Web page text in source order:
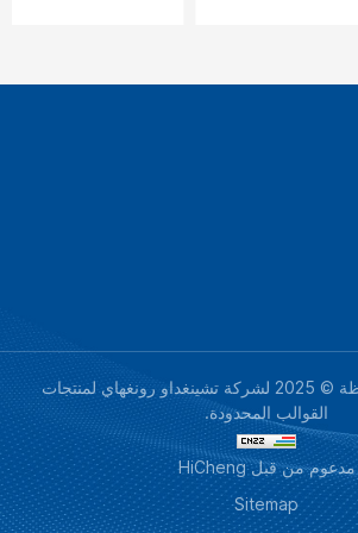
جميع الحقوق محفوظة © 2025 لشركة تشينغداو رونغهاي لمنتجات
القوالب المحدودة.
مدعوم من قبل HiCheng
Sitemap